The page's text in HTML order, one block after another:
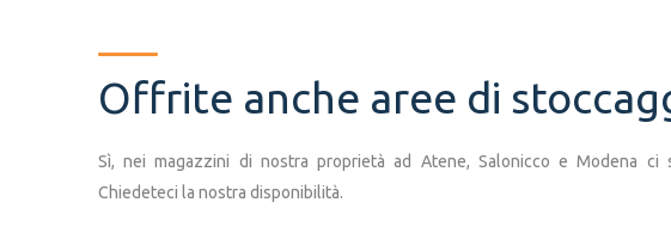
Offrite anche aree di
Sì, nei magazzini di nostra proprietà ad Atene, Salonicco e Modena
Chiedeteci la nostra disponibilità.